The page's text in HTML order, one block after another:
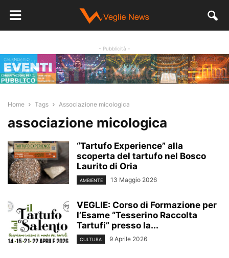
- Pubblicità -
Home Tags Associazione micologica
associazione micologica
“Tartufo Experience” alla
scoperta del tartufo nel Bosco
Laurito di Oria
AMBIENTE 13 Maggio 2026
VEGLIE: Corso di Formazione per
l’Esame “Tesserino Raccolta
Tartufi” presso la...
CULTURA 9 Aprile 2026